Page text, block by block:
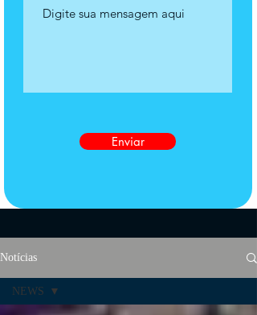
Enviar
Notícias
NEWS